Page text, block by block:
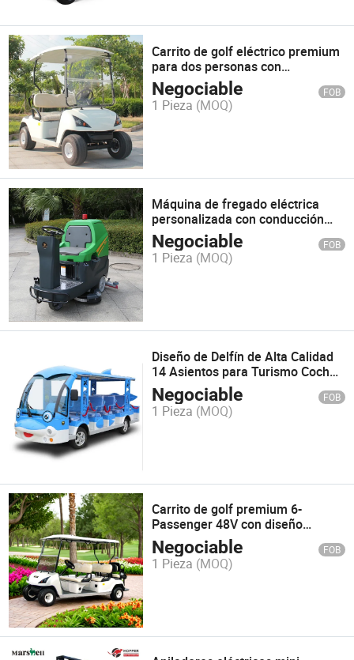
Carrito de golf eléctrico premium
para dos personas con
certificación CE
Negociable FOB
1 Pieza (MOQ)
Máquina de fregado eléctrica
personalizada con conducción
automática (DQX86B)
Negociable FOB
1 Pieza (MOQ)
Diseño de Delfín de Alta Calidad
14 Asientos para Turismo Coche
Eléctrico de Transporte Turístico
Coche Clásico de Ciudad en
Venta (DN-14)
Negociable FOB
1 Pieza (MOQ)
Carrito de golf premium 6-
Passenger 48V con diseño
elegante
Negociable FOB
1 Pieza (MOQ)